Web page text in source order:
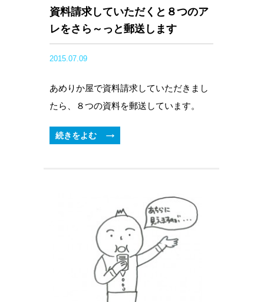
資料請求していただくと８つのア
レをさら～っと郵送します
2015.07.09
あめりか屋で資料請求していただきまし
たら、８つの資料を郵送しています。
続きをよむ